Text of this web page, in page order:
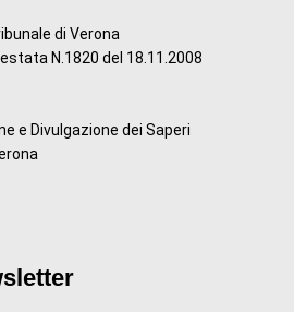
di Verona
N.1820 del 18.11.2008
e Divulgazione dei Saperi